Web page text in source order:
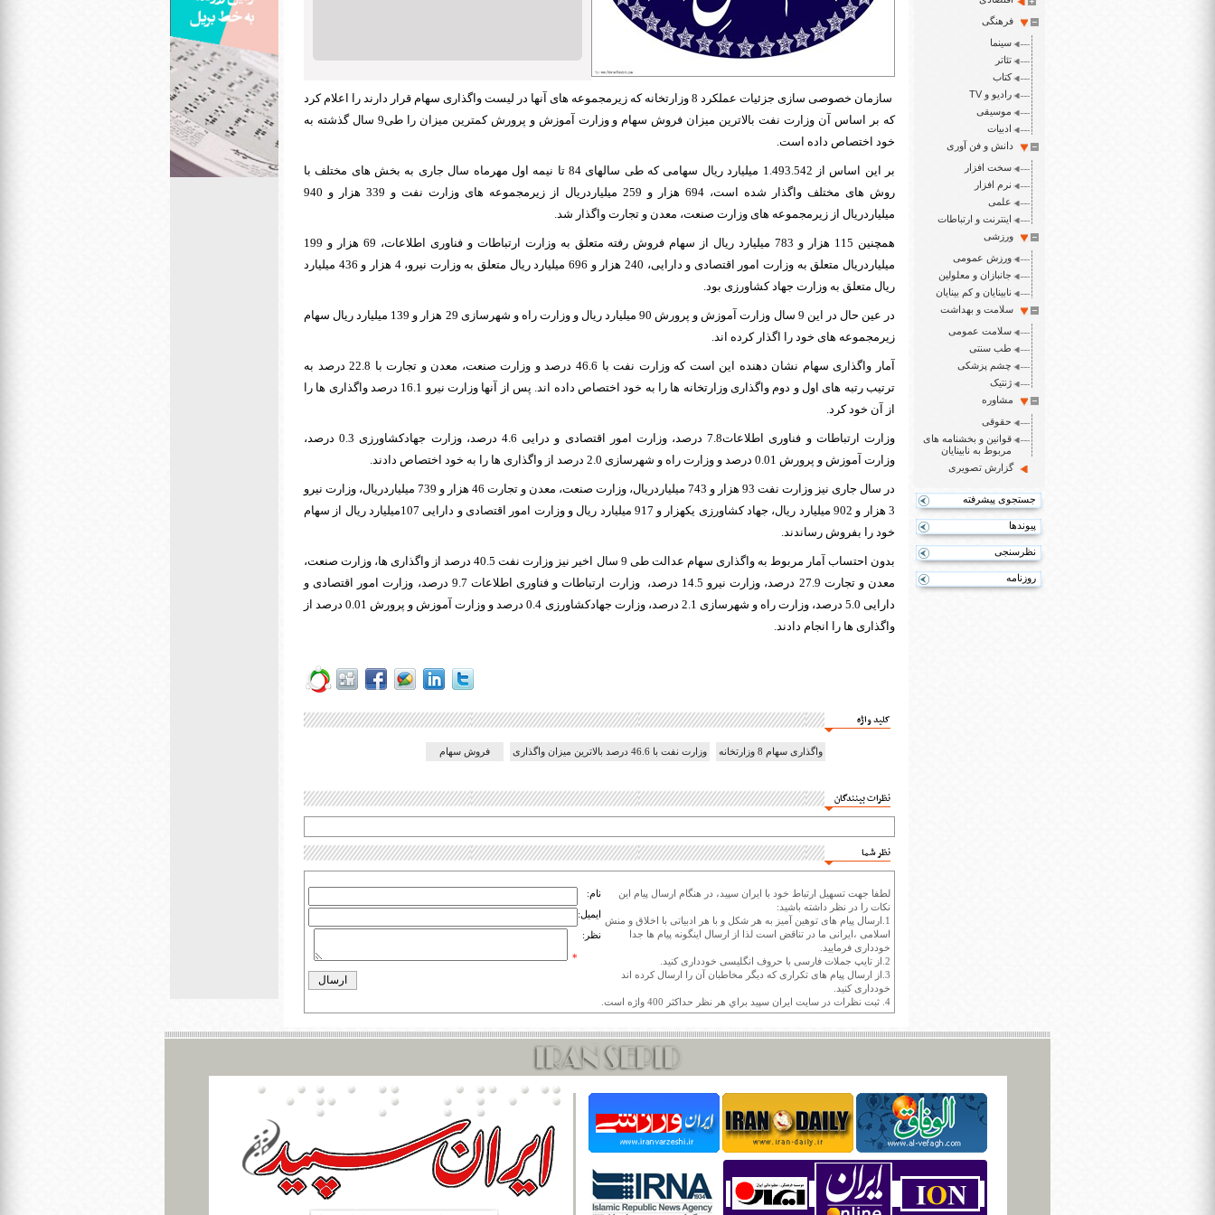
فرهنگی
سینما
تئاتر
کتاب
رادیو و TV
موسیقی
ادبیات
دانش و فن آوری
سخت افزار
نرم افزار
علمی
اینترنت و ارتباطات
ورزشی
ورزش عمومی
جانبازان و معلولین
نابینایان و کم بینایان
سلامت و بهداشت
سلامت عمومی
طب سنتی
چشم پزشکی
ژنتیک
مشاوره
حقوقی
قوانین و بخشنامه های
مربوط به نابینایان
گزارش تصویری
جستجوی پیشرفته
پیوندها
نظرسنجی
روزنامه
سازمان خصوصی سازی جزئیات عملکرد 8 وزارتخانه که زیرمجموعه های آنها در لیست واگذاری سهام قرار دارند را اعلام کرد
که بر اساس آن وزارت نفت بالاترین میزان فروش سهام و وزارت آموزش و پرورش کمترین میزان را طی9 سال گذشته به
خود اختصاص داده است.
بر این اساس از 1.493.542 میلیارد ریال سهامی که طی سالهای 84 تا نیمه اول مهرماه سال جاری به بخش های مختلف با
روش های مختلف واگذار شده است، 694 هزار و 259 میلیاردریال از زیرمجموعه های وزارت نفت و 339 هزار و 940
میلیاردریال از زیرمجموعه های وزارت صنعت، معدن و تجارت واگذار شد.
همچنین 115 هزار و 783 میلیارد ریال از سهام فروش رفته متعلق به وزارت ارتباطات و فناوری اطلاعات، 69 هزار و 199
میلیاردریال متعلق به وزارت امور اقتصادی و دارایی، 240 هزار و 696 میلیارد ریال متعلق به وزارت نیرو، 4 هزار و 436 میلیارد
ریال متعلق به وزارت جهاد کشاورزی بود.
در عین حال در این 9 سال وزارت آموزش و پرورش 90 میلیارد ریال و وزارت راه و شهرسازی 29 هزار و 139 میلیارد ریال سهام
زیرمجموعه های خود را اگذار کرده اند.
آمار واگذاری سهام نشان دهنده این است که وزارت نفت با 46.6 درصد و وزارت صنعت، معدن و تجارت با 22.8 درصد به
ترتیب رتبه های اول و دوم واگذاری وزارتخانه ها را به خود اختصاص داده اند. پس از آنها وزارت نیرو 16.1 درصد واگذاری ها را
از آن خود کرد.
وزارت ارتباطات و فناوری اطلاعات7.8 درصد، وزارت امور اقتصادی و درایی 4.6 درصد، وزارت جهادکشاورزی 0.3 درصد،
وزارت آموزش و پرورش 0.01 درصد و وزارت راه و شهرسازی 2.0 درصد از واگذاری ها را به خود اختصاص دادند.
در سال جاری نیز وزارت نفت 93 هزار و 743 میلیاردریال، وزارت صنعت، معدن و تجارت 46 هزار و 739 میلیاردریال، وزارت نیرو
3 هزار و 902 میلیارد ریال، جهاد کشاورزی یکهزار و 917 میلیارد ریال و وزارت امور اقتصادی و دارایی 107میلیارد ریال از سهام
خود را بفروش رساندند.
بدون احتساب آمار مربوط به واگذاری سهام عدالت طی 9 سال اخیر نیز وزارت نفت 40.5 درصد از واگذاری ها، وزارت صنعت،
معدن و تجارت 27.9 درصد، وزارت نیرو 14.5 درصد، وزارت ارتباطات و فناوری اطلاعات 9.7 درصد، وزارت امور اقتصادی و
دارایی 5.0 درصد، وزارت راه و شهرسازی 2.1 درصد، وزارت جهادکشاورزی 0.4 درصد و وزارت آموزش و پرورش 0.01 درصد از
واگذاری ها را انجام دادند.
کلید واژه
واگذاری سهام 8 وزارتخانه وزارت نفت با 46.6 درصد بالاترین میزان واگذاری فروش سهام
نظرات بینندگان
نظر شما
لطفا جهت تسهیل ارتباط خود با ایران سپید، در هنگام ارسال پیام این
نکات را در نظر داشته باشید:
1.ارسال پیام های توهین آمیز به هر شکل و با هر ادبیاتی با اخلاق و منش
اسلامی ،ایرانی ما در تناقض است لذا از ارسال اینگونه پیام ها جدا
خودداری فرمایید.
2.از تایپ جملات فارسی با حروف انگلیسی خودداری کنید.
3.از ارسال پیام های تکراری که دیگر مخاطبان آن را ارسال کرده اند
خودداری کنید.
4. ثبت نظرات در سايت ايران سپيد براي هر نظر حداکثر 400 واژه است.
نام:
ایمیل:
نظر:
*